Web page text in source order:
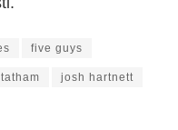
five guys
josh hartnett